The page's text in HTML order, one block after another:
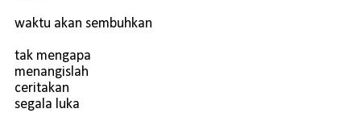
waktu akan sembuhkan
tak mengapa
menangislah
ceritakan
segala luka